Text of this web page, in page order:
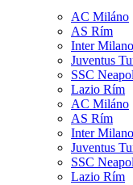
AC Miláno
AS Rím
Inter Milano
Juventus
SSC Neapol
Lazio Rím
AC Miláno
AS Rím
Inter Milano
Juventus
SSC Neapol
Lazio Rím